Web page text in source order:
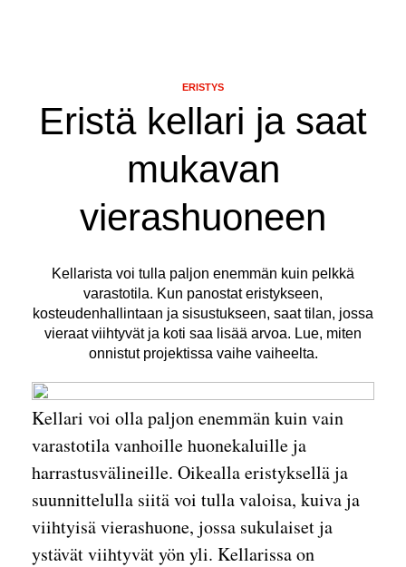
Eristä kellari ja saat
mukavan
vierashuoneen
ERISTYS
Kellarista voi tulla paljon enemmän kuin pelkkä
varastotila. Kun panostat eristykseen,
kosteudenhallintaan ja sisustukseen, saat tilan, jossa
vieraat viihtyvät ja koti saa lisää arvoa. Lue, miten
onnistut projektissa vaihe vaiheelta.
Kellari voi olla paljon enemmän kuin vain
varastotila vanhoille huonekaluille ja
harrastusvälineille. Oikealla eristyksellä ja
suunnittelulla siitä voi tulla valoisa, kuiva ja
viihtyisä vierashuone, jossa sukulaiset ja
ystävät viihtyvät yön yli. Kellarissa on